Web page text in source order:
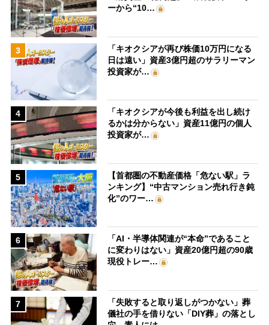
ーから“10…
3
「キオクシアが再び株価10万円になる
日は遠い」資産3億円超のサラリーマン
投資家が…
4
「キオクシアが今後も利益を出し続け
るかは分からない」資産11億円の個人
投資家が…
5
【首都圏の不動産価格「危ない駅」ラ
ンキング】“中古マンション売れ行き鈍
化”のワー…
6
「AI・半導体関連が“本命”であること
に変わりはない」資産20億円超の90歳
現役トレー…
7
「失敗すると取り返しがつかない」葬
儀社の手を借りない「DIY葬」の落とし